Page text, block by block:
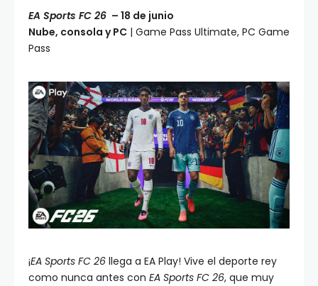
EA Sports FC 26 – 18 de junio
Nube, consola y PC | Game Pass Ultimate, PC Game
Pass
¡EA Sports FC 26 llega a EA Play! Vive el deporte rey
como nunca antes con EA Sports FC 26, que muy